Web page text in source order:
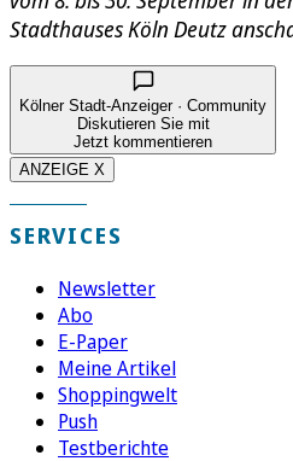
Stadthauses Köln Deutz
Kölner Stadt-Anzeiger · Community
Diskutieren Sie mit
Jetzt kommentieren
ANZEIGE X
SERVICES
Newsletter
Abo
E-Paper
Meine Artikel
Shoppingwelt
Push
Testberichte